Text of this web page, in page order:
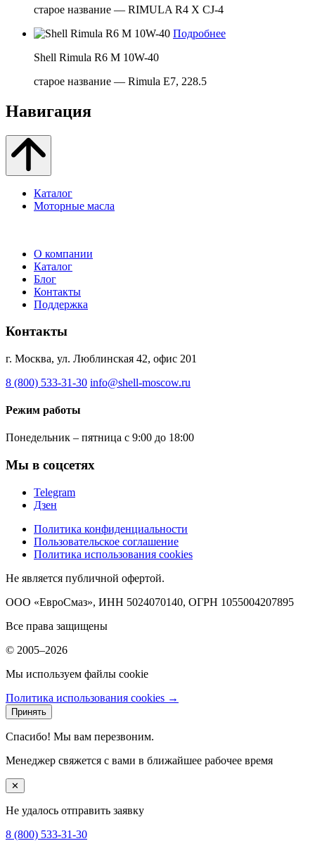
старое название — RIMULA R4 X CJ-4
Подробнее
Shell Rimula R6 M 10W-40
старое название — Rimula E7, 228.5
Навигация
Каталог
Моторные масла
О компании
Каталог
Блог
Контакты
Поддержка
Контакты
г. Москва, ул. Люблинская 42, офис 201
8 (800) 533-31-30 info@shell-moscow.ru
Режим работы
Понедельник – пятница с 9:00 до 18:00
Мы в соцсетях
Telegram
Дзен
Политика конфиденциальности
Пользовательское соглашение
Политика использования cookies
Не является публичной офертой.
ООО «ЕвроСмаз», ИНН 5024070140, ОГРН 1055004207895
Все права защищены
© 2005–2026
Мы используем файлы cookie
Политика использования cookies →
Принять
Спасибо! Мы вам перезвоним.
Менеджер свяжется с вами в ближайшее рабочее время
✕
Не удалось отправить заявку
8 (800) 533-31-30